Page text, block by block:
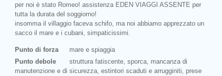
per noi è stato Romeo! assistenza EDEN VIAGGI ASSENTE per
tutta la durata del soggiorno!
insomma il villaggio faceva schifo, ma noi abbiamo apprezzato un
sacco il mare e i cubani, simpaticissimi.
Punto di forza
mare e spiaggia
Punto debole
struttura fatiscente, sporca, mancanza di
manutenzione e di sicurezza, estintori scaduti e arrugginiti, prese